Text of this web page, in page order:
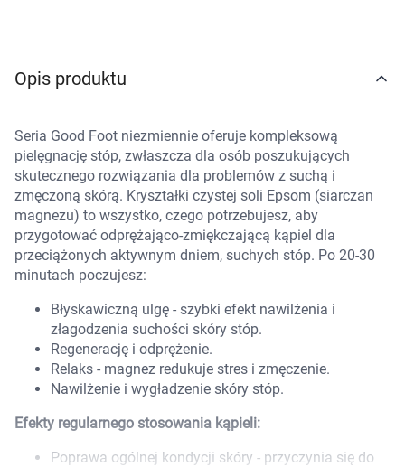
Marki
Opis produktu
Seria Good Foot niezmiennie oferuje kompleksową
pielęgnację stóp, zwłaszcza dla osób poszukujących
skutecznego rozwiązania dla problemów z suchą i
zmęczoną skórą. Kryształki czystej soli Epsom (siarczan
magnezu) to wszystko, czego potrzebujesz, aby
przygotować odprężająco-zmiękczającą kąpiel dla
przeciążonych aktywnym dniem, suchych stóp. Po 20-30
minutach poczujesz:
Błyskawiczną ulgę - szybki efekt nawilżenia i
złagodzenia suchości skóry stóp.
Regenerację i odprężenie.
Relaks - magnez redukuje stres i zmęczenie.
Nawilżenie i wygładzenie skóry stóp.
Efekty regularnego stosowania kąpieli:
Poprawa ogólnej kondycji skóry - przyczynia się do